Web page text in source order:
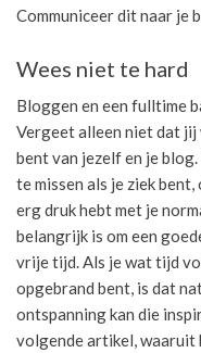
Communiceer dit naar je
Wees niet te hard
Bloggen en een fulltime
Vergeet alleen niet dat
bent van jezelf en je
te missen als je ziek bent,
erg druk hebt met je
belangrijk is om een
vrije tijd. Als je wat tijd
opgebrand bent, is dat
ontspanning kan die
volgende artikel, waaruit